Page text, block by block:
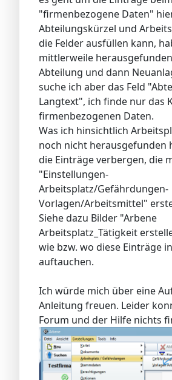
"firmenbezogene Daten"
Abteilungskürzel und
die Felder ausfüllen kann,
mittlerweile
Abteilung und dann
suche ich aber das Feld
Langtext", ich finde nur das
firmenbezogenen Daten.
Was ich hinsichtlich
noch nicht herausgefunden
die Einträge verbergen, die
"Einstellungen-
Arbeitsplatz/Gefährdungen-
Vorlagen/Arbeitsmittel"
Siehe dazu Bilder "Arbene
Arbeitsplatz_Tätigkeit
wie bzw. wo diese Einträge
auftauchen.
Ich würde mich über eine
Anleitung freuen. Leider
Forum und der Hilfe nichts